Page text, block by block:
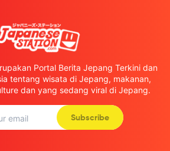
Portal Berita Jepang Terkini dan
tentang wisata di Jepang, makanan,
dan yang sedang viral di Jepang.
Subscribe